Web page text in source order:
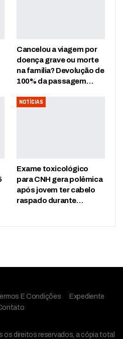
Cancelou a viagem por
doença grave ou morte
na família? Devolução de
100% da passagem…
NOTÍCIAS
Exame toxicológico
para CNH gera polêmica
após jovem ter cabelo
raspado durante…
E Condições
Expediente
os direitos reservados, a cópia total